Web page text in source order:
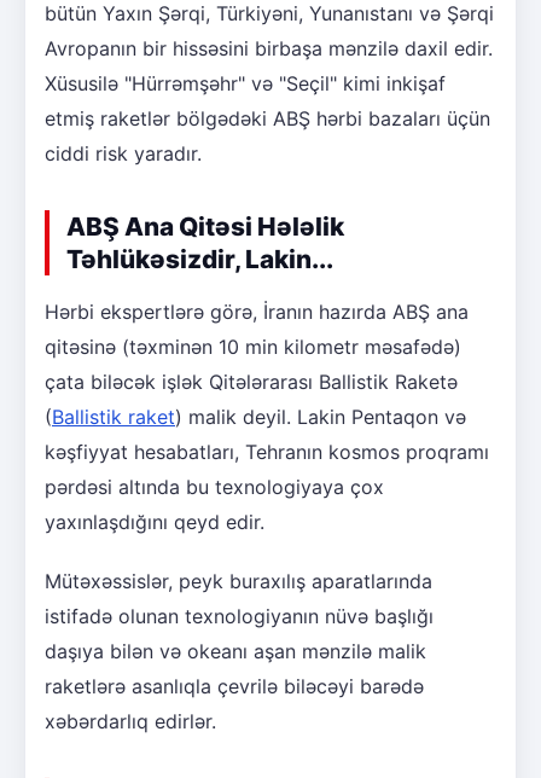
bütün Yaxın Şərqi, Türkiyəni, Yunanıstanı və Şərqi
Avropanın bir hissəsini birbaşa mənzilə daxil edir.
Xüsusilə "Hürrəmşəhr" və "Seçil" kimi inkişaf
etmiş raketlər bölgədəki ABŞ hərbi bazaları üçün
ciddi risk yaradır.
ABŞ Ana Qitəsi Hələlik
Təhlükəsizdir, Lakin...
Hərbi ekspertlərə görə, İranın hazırda ABŞ ana
qitəsinə (təxminən 10 min kilometr məsafədə)
çata biləcək işlək Qitələrarası Ballistik Raketə
(Ballistik raket) malik deyil. Lakin Pentaqon və
kəşfiyyat hesabatları, Tehranın kosmos proqramı
pərdəsi altında bu texnologiyaya çox
yaxınlaşdığını qeyd edir.
Mütəxəssislər, peyk buraxılış aparatlarında
istifadə olunan texnologiyanın nüvə başlığı
daşıya bilən və okeanı aşan mənzilə malik
raketlərə asanlıqla çevrilə biləcəyi barədə
xəbərdarlıq edirlər.